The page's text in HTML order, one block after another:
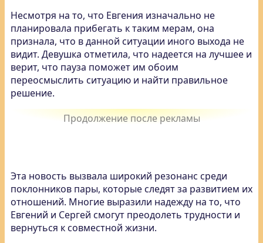
Несмотря на то, что Евгения изначально не
планировала прибегать к таким мерам, она
признала, что в данной ситуации иного выхода не
видит. Девушка отметила, что надеется на лучшее и
верит, что пауза поможет им обоим
переосмыслить ситуацию и найти правильное
решение.
Эта новость вызвала широкий резонанс среди
поклонников пары, которые следят за развитием их
отношений. Многие выразили надежду на то, что
Евгений и Сергей смогут преодолеть трудности и
вернуться к совместной жизни.